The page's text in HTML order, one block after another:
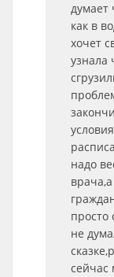
думает
как в
хочет
узнала
надо
просто
не
сейчас